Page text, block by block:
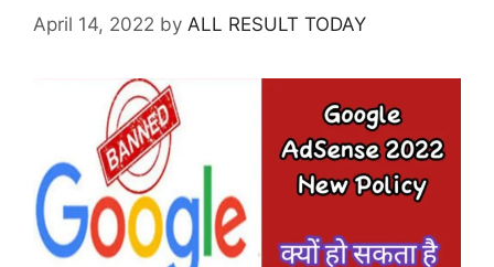
April 14, 2022 by ALL RESULT TODAY